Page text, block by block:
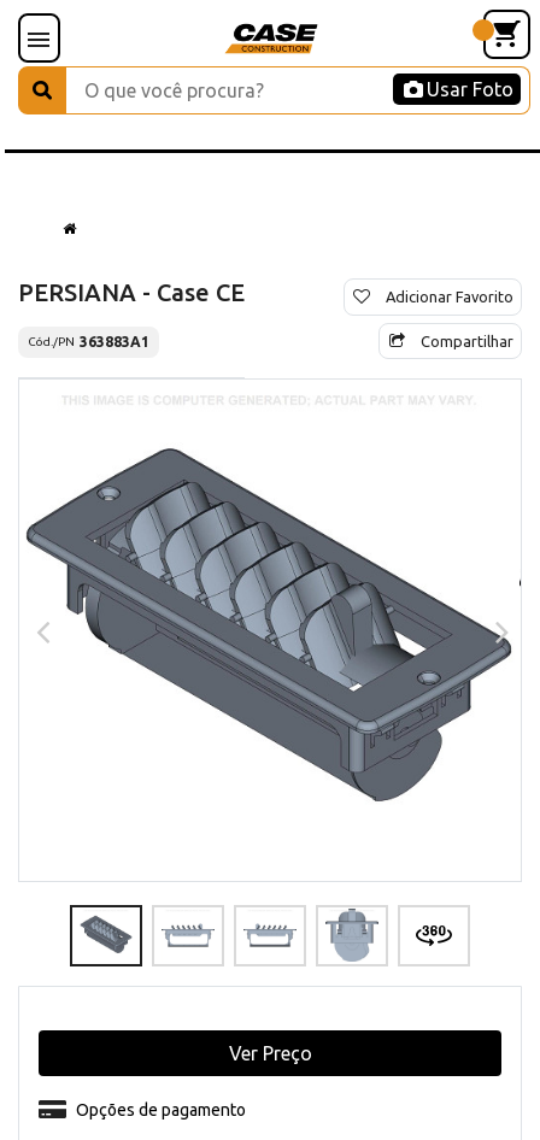
Usar Foto
PERSIANA - Case CE
Cód./PN 363883A1
Adicionar Favorito
Compartilhar
Opções de pagamento
Ver Preço